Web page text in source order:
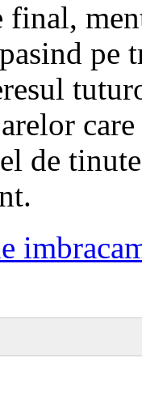
final,
pe
de